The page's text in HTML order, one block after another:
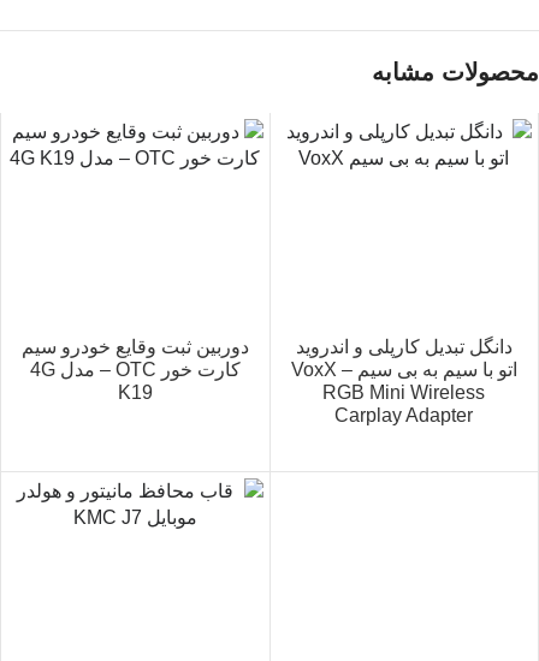
محصولات مشابه
دانگل تبدیل کارپلی و اندروید
اتو با سیم به بی سیم VoxX –
RGB Mini Wireless
Carplay Adapter
دوربین ثبت وقایع خودرو سیم
کارت خور OTC – مدل 4G
K19